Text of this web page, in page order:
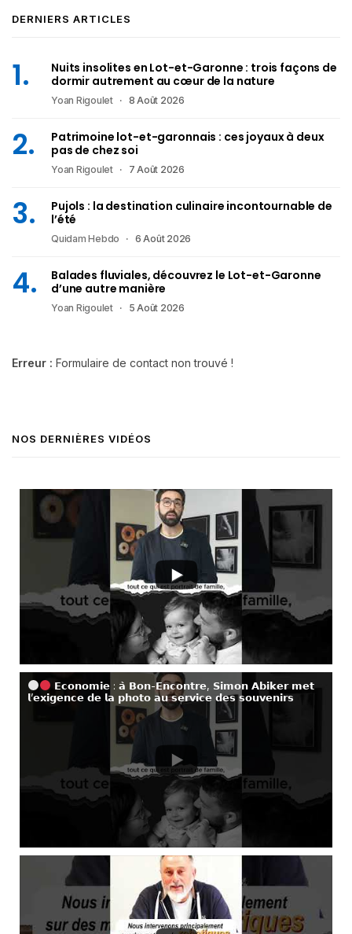
DERNIERS ARTICLES
Nuits insolites en Lot-et-Garonne : trois façons de
dormir autrement au cœur de la nature
Yoan Rigoulet 8 Août 2026
Patrimoine lot-et-garonnais : ces joyaux à deux
pas de chez soi
Yoan Rigoulet 7 Août 2026
Pujols : la destination culinaire incontournable de
l’été
Quidam Hebdo 6 Août 2026
Balades fluviales, découvrez le Lot-et-Garonne
d’une autre manière
Yoan Rigoulet 5 Août 2026
Erreur : Formulaire de contact non trouvé !
NOS DERNIÈRES VIDÉOS
𝗘𝗰𝗼𝗻𝗼𝗺𝗶𝗲 : 𝗮̀ 𝗕𝗼𝗻-𝗘𝗻𝗰𝗼𝗻𝘁𝗿𝗲, 𝗦𝗶𝗺𝗼𝗻 𝗔𝗯𝗶𝗸𝗲𝗿 𝗺𝗲𝘁
𝗹’𝗲𝘅𝗶𝗴𝗲𝗻𝗰𝗲 𝗱𝗲 𝗹𝗮 𝗽𝗵𝗼𝘁𝗼 𝗮𝘂 𝘀𝗲𝗿𝘃𝗶𝗰𝗲 𝗱𝗲𝘀 𝘀𝗼𝘂𝘃𝗲𝗻𝗶𝗿𝘀